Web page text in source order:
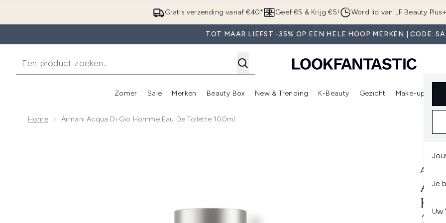
Overslaan naar de hoofdinhoud
Gratis verzending vanaf €40* Geef €5 & Krijg €5! Word lid van LF Beauty Plus+
TOT MAAR LIEFST -35% OP EEN HELE HOOP MERKEN | CODE:
Je
Uw
Zomer
Enter submenu (Zomer)
Sale
Enter submenu (Sale)
Merken
Enter submenu (Merken)
Beauty Box
Enter submenu (Beauty Box)
New & Trending
Enter submenu (New & Trending)
K-Beauty
Enter submenu (K-Beauty)
Gezicht Make-up
Home Armani Acqua Di Gio Homme Eau De Toilette 100ml